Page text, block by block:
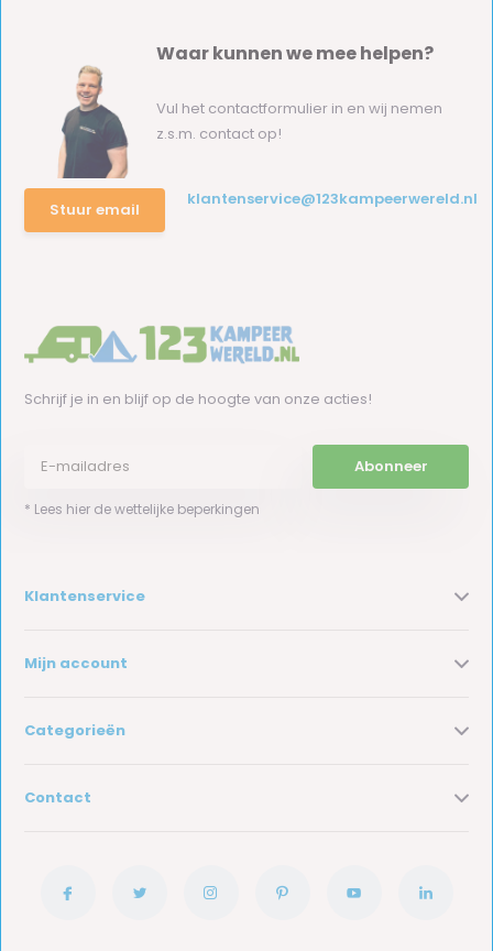
Waar kunnen we mee helpen?
Vul het contactformulier in en wij nemen
z.s.m. contact op!
Stuur email
klantenservice@123kampeerwereld.nl
Schrijf je in en blijf op de hoogte van onze acties!
Abonneer
* Lees hier de wettelijke beperkingen
Klantenservice
Mijn account
Categorieën
Contact